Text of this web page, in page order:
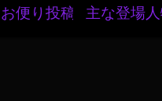
お便り投稿 主な登場